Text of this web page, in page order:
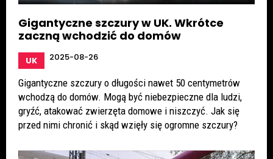
Gigantyczne szczury w UK. Wkrótce
zaczną wchodzić do domów
UK 2025-08-26
Gigantyczne szczury o długości nawet 50 centymetrów
wchodzą do domów. Mogą być niebezpieczne dla ludzi,
gryźć, atakować zwierzęta domowe i niszczyć. Jak się
przed nimi chronić i skąd wzięły się ogromne szczury?